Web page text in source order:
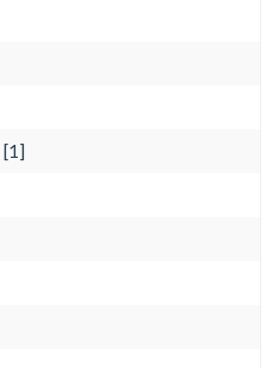
[1]